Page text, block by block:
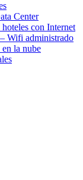
Center
con Internet
Wifi administrado
la nube